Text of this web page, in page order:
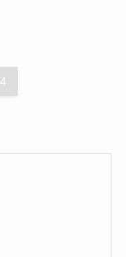
4